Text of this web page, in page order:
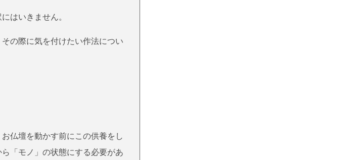
はいきません。
の際に気を付けたい作法につい
仏壇を動かす前にこの供養をし
「モノ」の状態にする必要があ